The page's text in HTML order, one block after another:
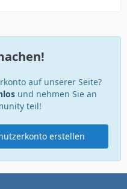
auf unserer Seite?
und nehmen Sie an
teil!
erstellen